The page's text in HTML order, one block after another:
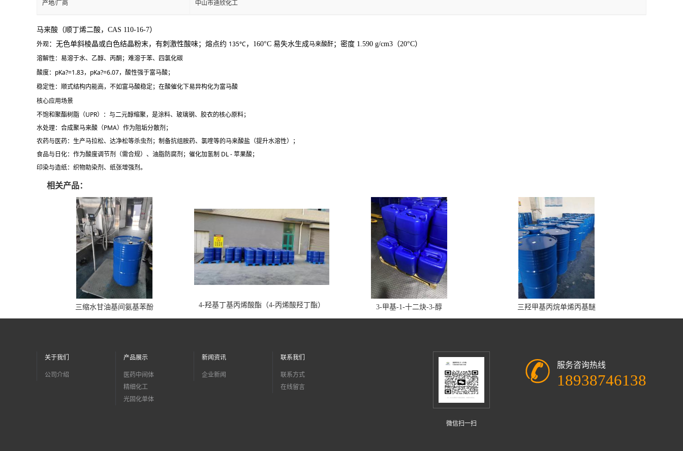
产地/厂商 中山市迪欣化工
马来酸（顺丁烯二酸，CAS 110-16-7）
外观：无色单斜棱晶或白色结晶粉末，有刺激性酸味；熔点约 135°C ，160°C 易失水生成马来酸酐；密度 1.590 g/cm3（20°C）
溶解性：易溶于水、乙醇、丙酮；难溶于苯、四氯化碳
酸度：pKa?=1.83，pKa?=6.07，酸性强于富马酸；
稳定性：顺式结构内能高，不如富马酸稳定；在酸催化下易异构化为富马酸
核心应用场景
不饱和聚酯树脂（UPR） ：与二元醇缩聚，是涂料、玻璃钢、胶衣的核心原料；
水处理：合成聚马来酸（PMA）作为阻垢分散剂；
农药与医药：生产马拉松、达净松等杀虫剂；制备抗组胺药、氯喹等的马来酸盐（提升水溶性）；
食品与日化：作为酸度调节剂（需合规）、油脂防腐剂；催化加氢制 DL - 苹果酸；
印染与造纸：织物助染剂、纸张增强剂。
相关产品：
三缩水甘油基间氨基苯酚 4-羟基丁基丙烯酸酯（4-丙烯酸羟丁酯） 3-甲基-1-十二炔-3-醇 三羟甲基丙烷单烯丙基醚
关于我们
公司介绍
产品展示
医药中间体
精细化工
光固化单体
新闻资讯
企业新闻
联系我们
联系方式
在线留言
微信扫一扫
服务咨询热线
18938746138